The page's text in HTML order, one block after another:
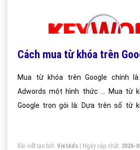
Cách mua từ khóa trên
Mua từ khóa trên Google chính là
Adwords một hình thức ... Mua từ
Google trọn gói là: Dựa trên số từ
Bài viết tạo bởi: VietAds | Ngày cập nhật: 2026-